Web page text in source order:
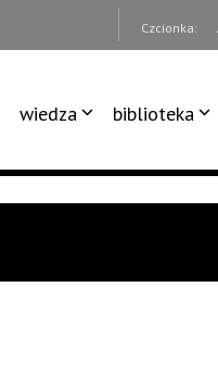
Czcionka:
wiedza biblioteka